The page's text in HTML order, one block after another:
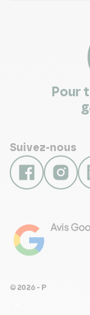
Pour
Suivez-nous
Avis
© 2026 - Pour Les